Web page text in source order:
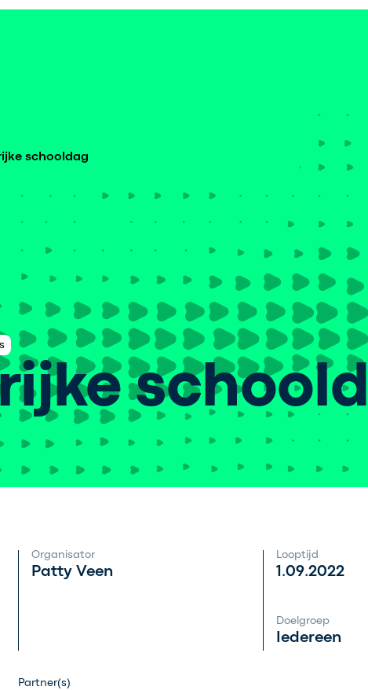
schooldag
Organisator
Patty Veen
Looptijd
1.09.2022
Doelgroep
Iedereen
Partner(s)